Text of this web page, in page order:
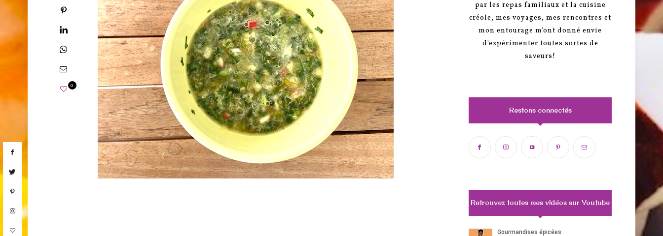
0
par les repas familiaux et la cuisine
créole, mes voyages, mes rencontres et
mon entourage m'ont donné envie
d'expérimenter toutes sortes de
saveurs!
Restons connectés
Retrouvez toutes mes vidéos sur Youtube